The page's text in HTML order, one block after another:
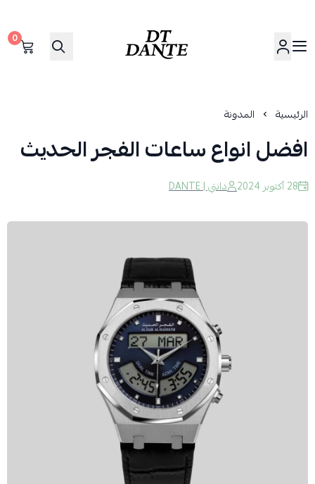
دانتي | DANTE
0
الرئيسية المدونة
افضل انواع ساعات الفجر الحديث
28 أكتوبر 2024 دانتي | DANTE